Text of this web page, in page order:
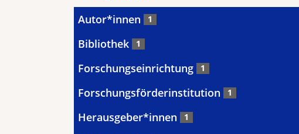
Autor*innen 1
Bibliothek 1
Forschungseinrichtung 1
Forschungsförderinstitution 1
Herausgeber*innen 1